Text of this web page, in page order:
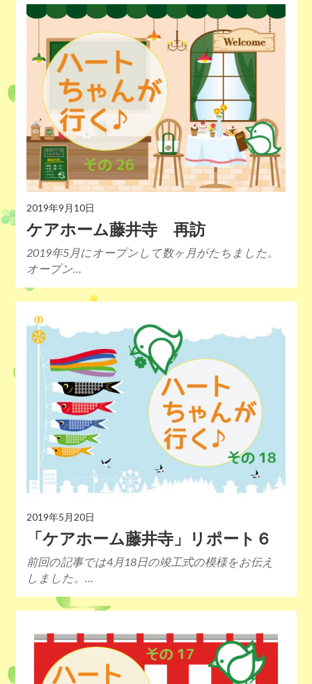
2019年9月10日
ケアホーム藤井寺 再訪
2019年5月にオープンして数ヶ月がたちました。
オープン…
2019年5月20日
「ケアホーム藤井寺」リポート６
前回の記事では4月18日の竣工式の模様をお伝え
しました。…